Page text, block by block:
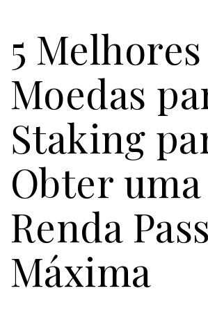
5 Melhores
Moedas
Staking
Obter uma
Renda
Máxima